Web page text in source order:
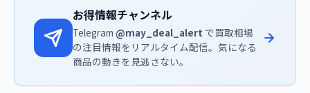
お得情報チャンネル
Telegram @may_deal_alert で買取相場
の注目情報をリアルタイム配信。気になる
商品の動きを見逃さない。